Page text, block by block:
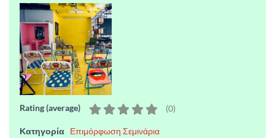
Rating (average) (0)
Κατηγορία Επιμόρφωση Σεμινάρια